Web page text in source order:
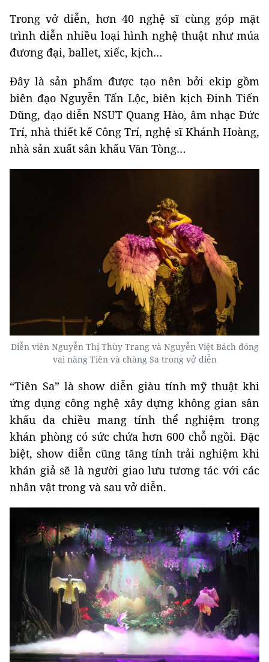
Trong vở diễn, hơn 40 nghệ sĩ cùng góp mặt
trình diễn nhiều loại hình nghệ thuật như múa
đương đại, ballet, xiếc, kịch…
Đây là sản phẩm được tạo nên bởi ekip gồm
biên đạo Nguyễn Tấn Lộc, biên kịch Đinh Tiến
Dũng, đạo diễn NSƯT Quang Hào, âm nhạc Đức
Trí, nhà thiết kế Công Trí, nghệ sĩ Khánh Hoàng,
nhà sản xuất sân khấu Văn Tòng…
Diễn viên Nguyễn Thị Thùy Trang và Nguyễn Việt Bách đóng
vai nàng Tiên và chàng Sa trong vở diễn
“Tiên Sa” là show diễn giàu tính mỹ thuật khi
ứng dụng công nghệ xây dựng không gian sân
khấu đa chiều mang tính thể nghiệm trong
khán phòng có sức chứa hơn 600 chỗ ngồi. Đặc
biệt, show diễn cũng tăng tính trải nghiệm khi
khán giả sẽ là người giao lưu tương tác với các
nhân vật trong và sau vở diễn.